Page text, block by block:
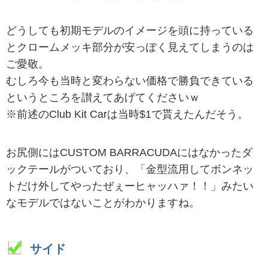
どうしても初期モデルのイメージを頭に持っている
とクロームメッキ部分が安っぽく見えてしまうのは
ご愛敬。
むしろ今も当時と変わらない価格で勝負できている
というところを讃えてあげてくださいｗ
※前述のClub Kit Carは当時$1で貰えたんだそう。
お尻側にはCUSTOM BARRACUDAにはなかったダ
ックテールがついており、「金型流用してボンネッ
トだけ外してやったぜぇーヒャッハァ！！」みたい
なモデルではないことがわかりますね。
サイド